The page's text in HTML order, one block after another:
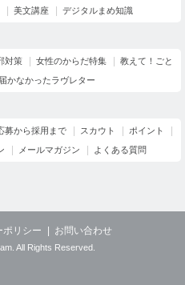
美文講座 デジタルまめ知識
対策 女性のからだ特集
教えて！ごと
届かなかったラヴレター
募から採用まで スカウト
ポイント
メールマガジン よくある質問
ポリシー お問い合わせ
All Rights Reserved.